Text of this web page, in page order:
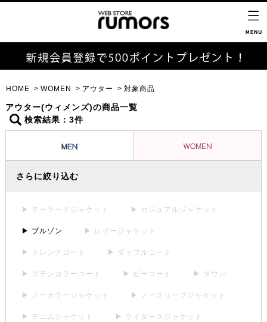
HOME WOMEN アウター 対象商品
アウター(ウィメンズ)の商品一覧
検索結果：3件
さらに絞り込む
▶ テーラードジャケット ▶ カジュアルジャケット
▶ ブルゾン ▶ レザージャケット
▶ トレンチコート ▶ ダッフルコート
▶ ステンカラーコート ▶ ピーコート ▶ ダウン
▶ ノーカラージャケット ▶ ノースリーブジャケット
▶ デニムジャケット ▶ ライダースジャケット